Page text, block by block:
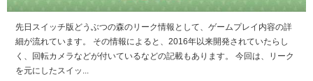
先日スイッチ版どうぶつの森のリーク情報として、ゲームプレイ内容の詳
細が流れています。 その情報によると、2016年以来開発されていたらし
く、回転カメラなどが付いているなどの記載もあります。 今回は、リーク
を元にしたスイッ...